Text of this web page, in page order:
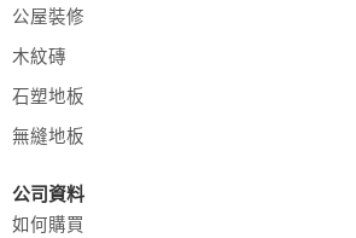
公屋裝修
木紋磚
石塑地板
無縫地板
公司資料
如何購買